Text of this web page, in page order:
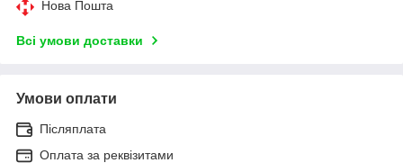
Нова Пошта
Всі умови доставки
Умови оплати
Післяплата
Оплата за реквізитами